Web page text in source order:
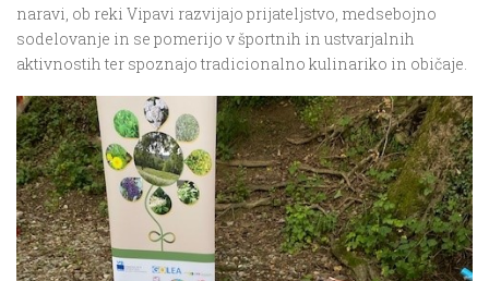
naravi, ob reki Vipavi razvijajo prijateljstvo, medsebojno
sodelovanje in se pomerijo v športnih in ustvarjalnih
aktivnostih ter spoznajo tradicionalno kulinariko in običaje.